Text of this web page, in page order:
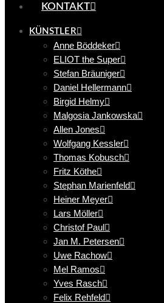
KONTAKT
KÜNSTLER
Anne Böddeker
ELIOT the Super
Stefan Bräuniger
Daniel Hellermann
Birgid Helmy
Malgosia Jankowska
Allen Jones
Wolfgang Kessler
Thomas Kobusch
Fritz Köthe
Stephan Marienfeld
Heiner Meyer
Lars Möller
Christof Paul
Jan M. Petersen
Uwe Rachow
Mel Ramos
Yves Rasch
Felix Rehfeld